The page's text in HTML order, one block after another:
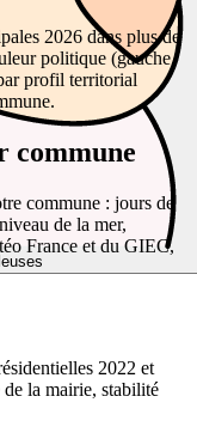
2026 dans plus de
politique (gauche,
profil territorial
commune
commune : jours de
de la mer,
France et du GIEC,
2022 et
la mairie, stabilité